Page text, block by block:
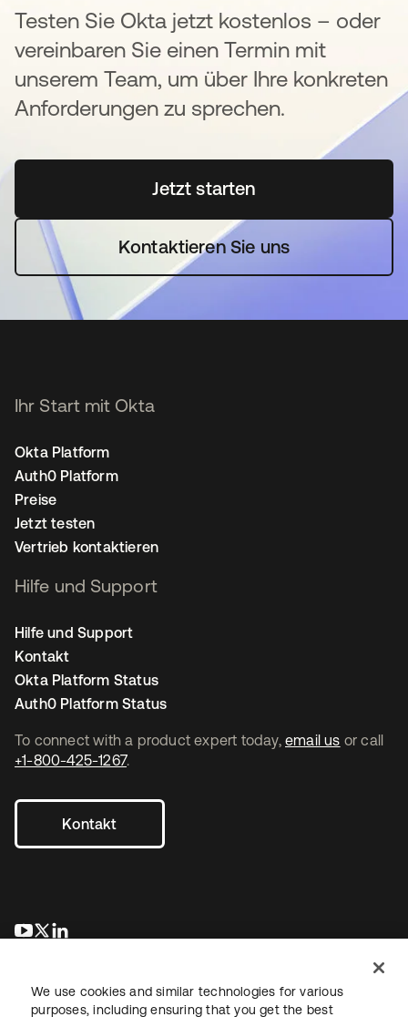
Testen Sie Okta jetzt kostenlos – oder
vereinbaren Sie einen Termin mit
unserem Team, um über Ihre konkreten
Anforderungen zu sprechen.
Jetzt startenwird in einer neuen
Kontaktieren Sie uns
To connect with a product expert today, email us or call
+1-800-425-1267.
Kontakt
wird in einer neuen Registerkarte geöffnet
wird in einer neuen Registerkarte geöffnet
Ihr Start mit Okta
Okta Platform
Auth0 Platform
Preise
Jetzt testen
Vertrieb kontaktieren
Hilfe und Support
Hilfe und Support
Kontakt
Okta Platform Status
Auth0 Platform Status
We use cookies and similar technologies for various
purposes, including ensuring that you get the best